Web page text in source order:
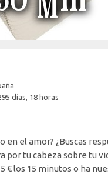
días, 18 horas
en el amor? ¿Buscas
por tu cabeza sobre tu
€ los 15 minutos o ha